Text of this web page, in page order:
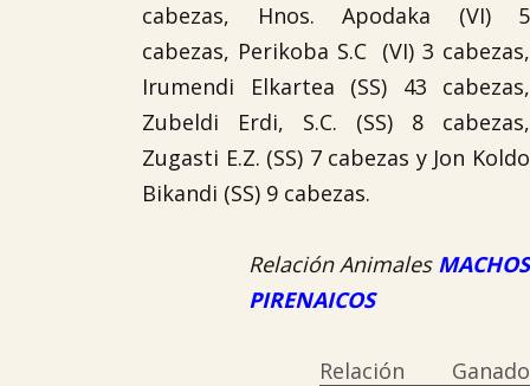
cabezas, Hnos. Apodaka (VI) 5
cabezas, Perikoba S.C (VI) 3 cabezas,
Irumendi Elkartea (SS) 43 cabezas,
Zubeldi Erdi, S.C. (SS) 8 cabezas,
Zugasti E.Z. (SS) 7 cabezas y Jon Koldo
Bikandi (SS) 9 cabezas.
Relación Animales MACHOS
PIRENAICOS
Relación Ganado